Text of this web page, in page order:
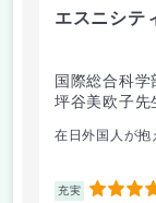
エスニシテ
国際総合科
坪谷美欧子先
在日外国人が抱
充実 4.5